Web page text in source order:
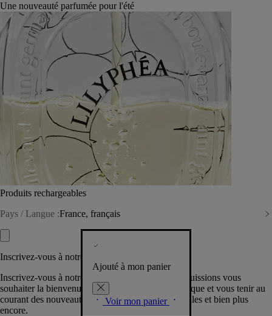
Une nouveauté parfumée pour l'été
Produits rechargeables
Pays / Langue :France, français
Ajouté à mon panier
Voir mon panier
Inscrivez-vous à notre Newsletter
Inscrivez-vous à notre newsletter pour que nous puissions vous
souhaiter la bienvenue dans la communauté Diptyque et vous tenir au
courant des nouveautés, événements, offres spéciales et bien plus
encore.